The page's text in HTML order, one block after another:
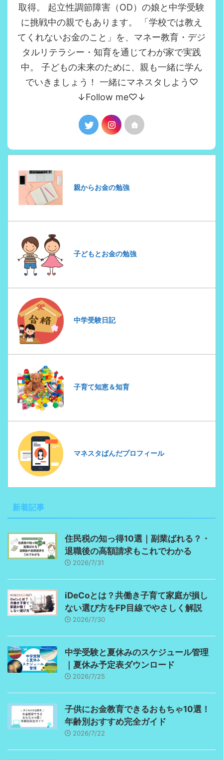
取得。 起立性調節障害（OD）の娘と中学受験
に挑戦中の親でもあります。 「学校では教え
てくれないお金のこと」を、マネー教育・デジ
タルリテラシー・知育を通じてわが家で実践
中。 子どもの未来のために、親も一緒に学ん
でいきましょう！ 一緒にマネスタしよう♡
↓Follow me♡↓
親からお金の勉強
子どもとお金の勉強
中学受験日記
子育て知恵＆知育
マネスタぱんだプロフィール
新着記事
住民税の知っ得10選｜副業ばれる？・
退職後の高額請求もこれでわかる
2026/7/31
iDeCoとは？共働き子育て家庭が損し
ない選び方をFP目線でやさしく解説
2026/7/30
中学受験と夏休みのスケジュール管理
｜夏休み予定表ダウンロード
2026/7/25
子供にお金教育できるおもちゃ10選！
年齢別おすすめ完全ガイド
2026/7/22